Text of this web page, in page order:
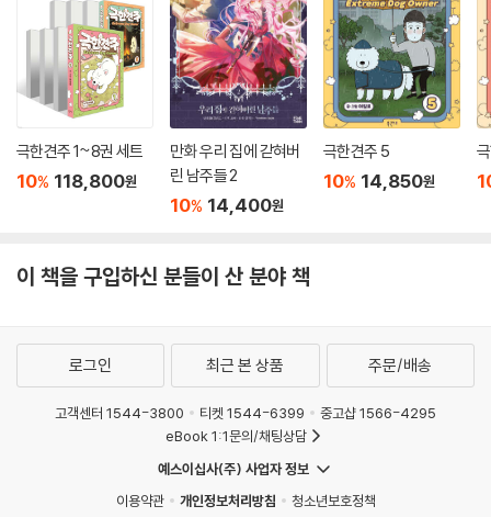
극한견주 1~8권 세트
10% 118,800원
만화 우리 집에 갇혀버
린 남주들 2
10% 14,400원
극한견주 5
10% 14,850원
이 책을 구입하신 분들이 산 분야 책
로그인 최근 본 상품 주문/배송
고객센터 1544-3800 티켓 1544-6399
중고샵 1566-4295
eBook 1:1문의/채팅상담
예스이십사(주) 사업자 정보
이용약관
개인정보처리방침
청소년보호정책